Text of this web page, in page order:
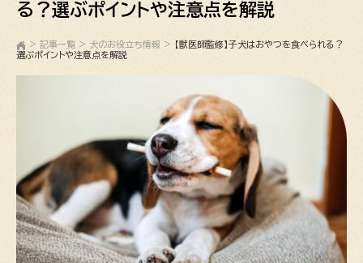
る？選ぶポイントや注意点を解説
> 記事一覧 > 犬のお役立ち情報 >
【獣医師監修】子犬はおやつを食べられる？
選ぶポイントや注意点を解説